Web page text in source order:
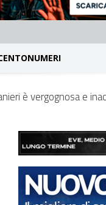
è vergognosa e